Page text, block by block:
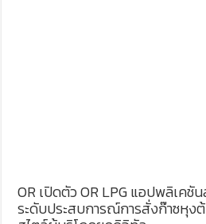
OR เปิดตัว OR LPG แอปพลิเค
ระดับประสบการณ์การสั่งก๊าซหุง